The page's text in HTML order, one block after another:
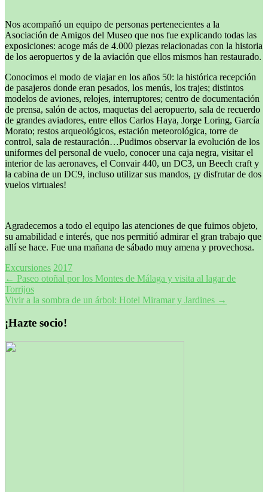
Nos acompañó un equipo de personas pertenecientes a la
Asociación de Amigos del Museo que nos fue explicando todas las
exposiciones: acoge más de 4.000 piezas relacionadas con la historia
de los aeropuertos y de la aviación que ellos mismos han restaurado.
Conocimos el modo de viajar en los años 50: la histórica recepción
de pasajeros donde eran pesados, los menús, los trajes; distintos
modelos de aviones, relojes, interruptores; centro de documentación
de prensa, salón de actos, maquetas del aeropuerto, sala de recuerdo
de grandes aviadores, entre ellos Carlos Haya, Jorge Loring, García
Morato; restos arqueológicos, estación meteorológica, torre de
control, sala de restauración…Pudimos observar la evolución de los
uniformes del personal de vuelo, conocer una caja negra, visitar el
interior de las aeronaves, el Convair 440, un DC3, un Beech craft y
la cabina de un DC9, incluso utilizar sus mandos, ¡y disfrutar de dos
vuelos virtuales!
Agradecemos a todo el equipo las atenciones de que fuimos objeto,
su amabilidad e interés, que nos permitió admirar el gran trabajo que
allí se hace. Fue una mañana de sábado muy amena y provechosa.
Excursiones 2017
Navegación
de
entradas
← Paseo otoñal por los Montes de Málaga y visita al lagar de
Torrijos
Vivir a la sombra de un árbol: Hotel Miramar y Jardines →
¡Hazte socio!